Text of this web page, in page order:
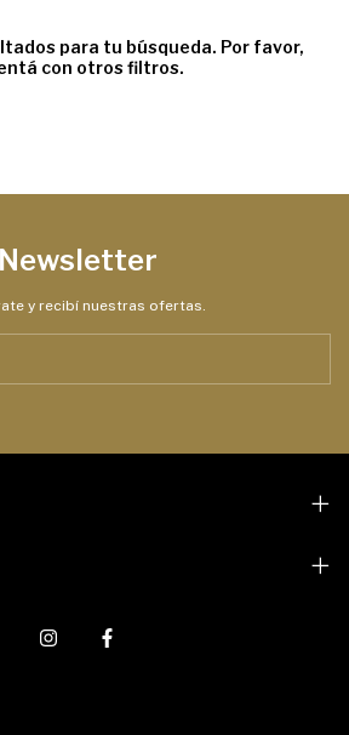
para tu búsqueda. Por favor,
con otros filtros.
Newsletter
y recibí nuestras ofertas.